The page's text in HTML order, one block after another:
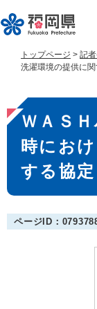
ー
ジ
す
。
ニ
ュ
し
て
トップページ > 記
洗濯環境の提供に
本
文
ＷＡＳ
時にお
する協
ページID：